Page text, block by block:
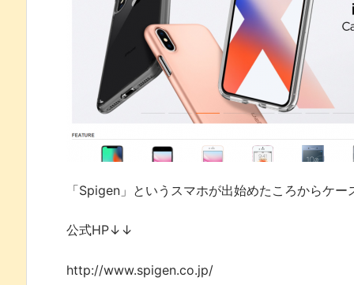
「Spigen」というスマホが出始めたころからケ
公式HP↓↓
http://www.spigen.co.jp/